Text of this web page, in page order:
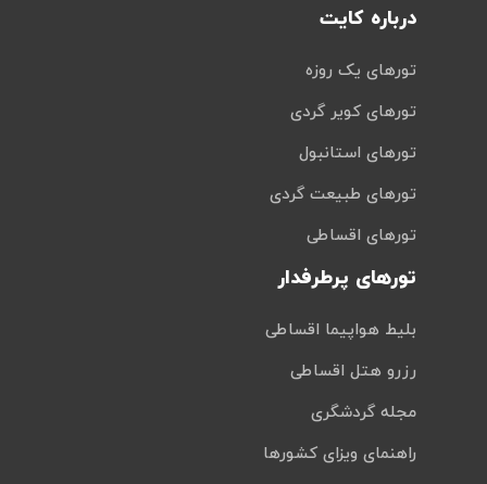
درباره کایت
تورهای یک روزه
تورهای کویر گردی
تورهای استانبول
تورهای طبیعت گردی
تورهای اقساطی
تورهای پرطرفدار
بلیط هواپیما اقساطی
رزرو هتل اقساطی
مجله گردشگری
راهنمای ویزای کشورها